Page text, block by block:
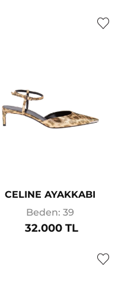
CELINE AYAKKABI
Beden: 39
32.000 TL